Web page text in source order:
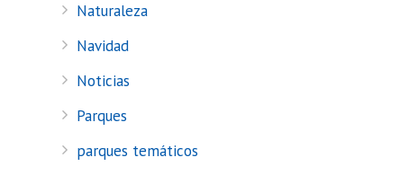
Naturaleza
Navidad
Noticias
Parques
parques temáticos